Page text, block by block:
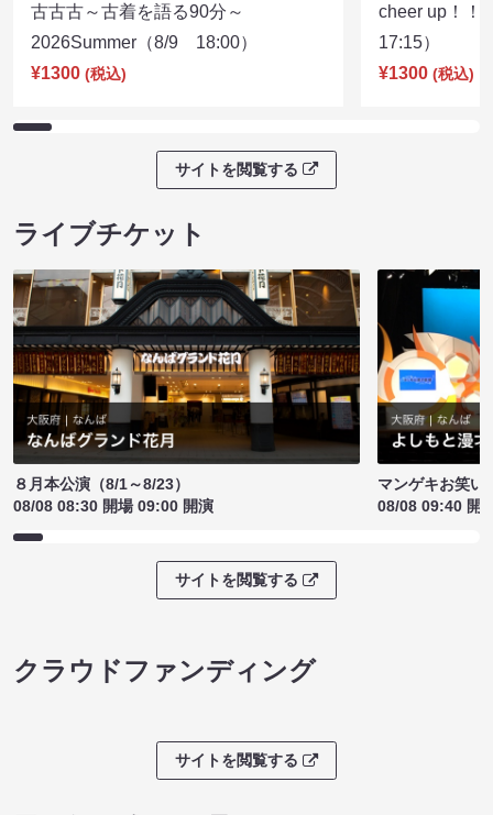
古古古～古着を語る90分～
2026Summer（8/9 18:00）
¥1300 (税込)
cheer up！
17:15）
¥1300 (税込)
サイトを閲覧する
ライブチケット
８月本公演（8/1～8/23）
08/08 08:30 開場 09:00 開演
マンゲキお笑い
08/08 09:40 開
サイトを閲覧する
クラウドファンディング
サイトを閲覧する